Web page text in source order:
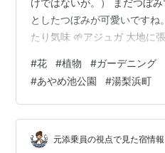
としたつぼみが可愛いです
たり気味 🌱アジュガ 大地に
mung.hatenablog.jp 🌼 🌼 🌼
(はてなのアカウント無くて
加中ガーデニング ランキン
ご訪問ありがとうございまし
#花 #植物 #ガーデニング
#あやめ池公園 #湯梨浜町
元添乗員の視点で見た宿情